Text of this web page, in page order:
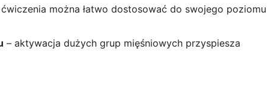
można łatwo dostosować do swojego poziomu
– aktywacja dużych grup mięśniowych przyspiesza